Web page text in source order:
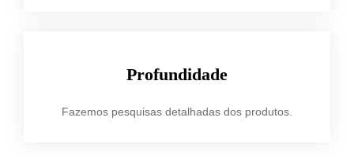
Profundidade
Fazemos pesquisas detalhadas dos produtos.